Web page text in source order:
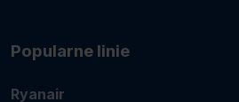
Popularne linie
Ryanair